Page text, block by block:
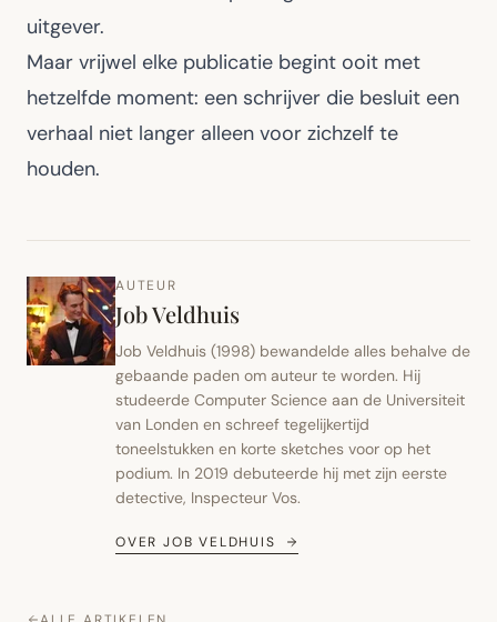
uitgever.
Maar vrijwel elke publicatie begint ooit met
hetzelfde moment: een schrijver die besluit een
verhaal niet langer alleen voor zichzelf te
houden.
AUTEUR
Job Veldhuis
Job Veldhuis (1998) bewandelde alles behalve de
gebaande paden om auteur te worden. Hij
studeerde Computer Science aan de Universiteit
van Londen en schreef tegelijkertijd
toneelstukken en korte sketches voor op het
podium. In 2019 debuteerde hij met zijn eerste
detective, Inspecteur Vos.
OVER JOB VELDHUIS